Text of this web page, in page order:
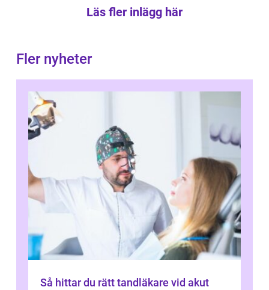
Läs fler inlägg här
Fler nyheter
Så hittar du rätt tandläkare vid akut